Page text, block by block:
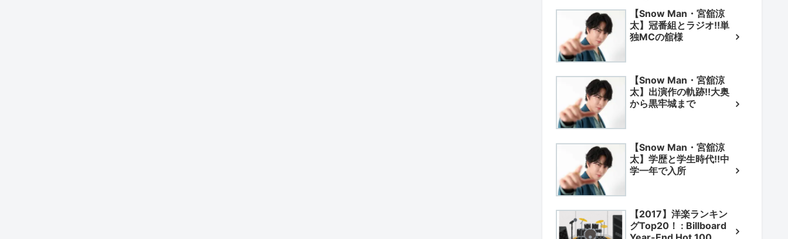
【Snow Man・宮舘涼
太】冠番組とラジオ!!単
独MCの舘様
【Snow Man・宮舘涼
太】出演作の軌跡!!大奥
から黒牢城まで
【Snow Man・宮舘涼
太】学歴と学生時代!!中
学一年で入所
【2017】洋楽ランキン
グTop20！ : Billboard